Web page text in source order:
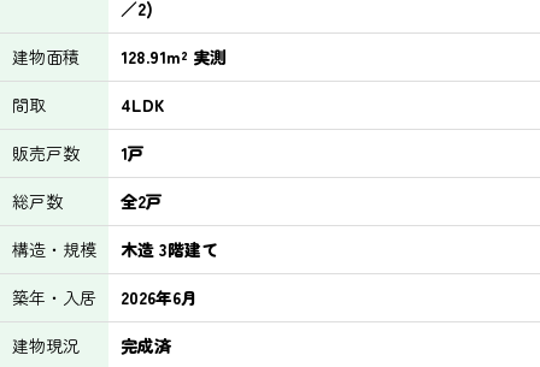
／2)
建物面積
128.91m² 実測
間取
4LDK
販売戸数
1戸
総戸数
全2戸
構造・規模
木造 3階建て
築年・入居
2026年6月
建物現況
完成済